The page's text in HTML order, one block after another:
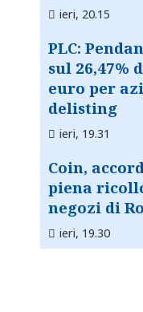
ieri, 20.15
PLC:
sul 26,47%
euro per
delisting
ieri, 19.31
Coin,
piena
negozi di
ieri, 19.30